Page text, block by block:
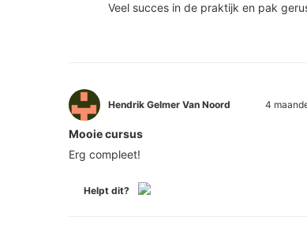
Veel succes in de praktijk en pak
Hendrik Gelmer Van Noord 4
Mooie cursus
Erg compleet!
Helpt dit?